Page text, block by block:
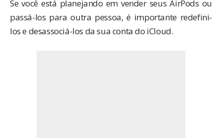
Se você está planejando em vender seus AirPods ou
passá-los para outra pessoa, é importante redefini-
los e desassociá-los da sua conta do iCloud.